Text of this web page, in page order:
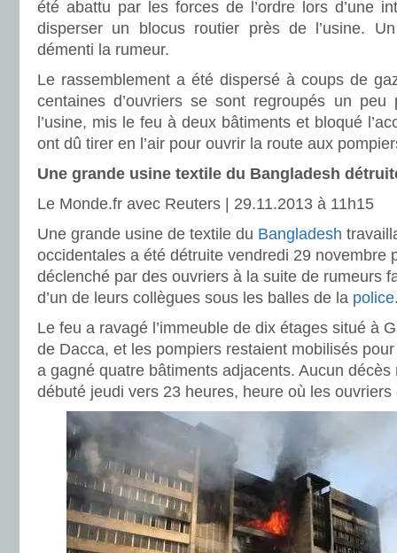
été abattu par les forces de l’ordre lors d’une
disperser un blocus routier près de l’usine.
démenti la rumeur.
Le rassemblement a été dispersé à coups de
centaines d’ouvriers se sont regroupés un
l’usine, mis le feu à deux bâtiments et bloqué
ont dû tirer en l’air pour ouvrir la route aux
Une grande usine textile du Bangladesh
Le Monde.fr avec Reuters | 29.11.2013 à 11h15
Une grande usine de textile du Bangladesh
occidentales a été détruite vendredi 29 novembre
déclenché par des ouvriers à la suite de rumeurs
d’un de leurs collègues sous les balles de la police
Le feu a ravagé l’immeuble de dix étages situé à
de Dacca, et les pompiers restaient mobilisés
a gagné quatre bâtiments adjacents. Aucun décès
débuté jeudi vers 23 heures, heure où les ouvriers